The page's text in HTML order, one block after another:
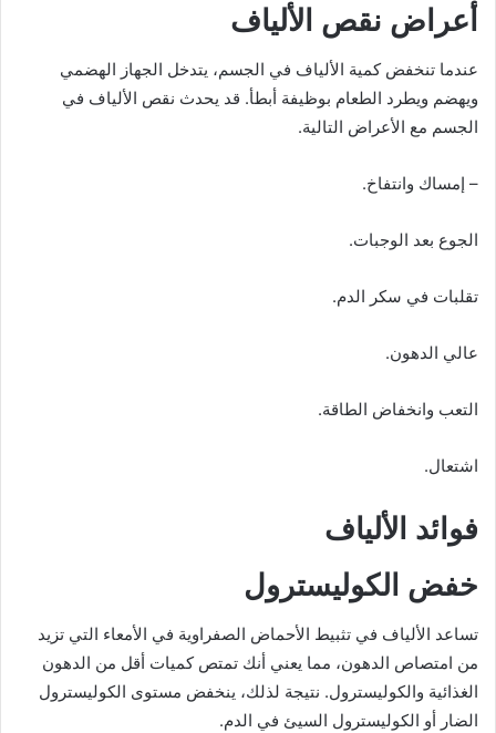
أعراض نقص الألياف
عندما تنخفض كمية الألياف في الجسم، يتدخل الجهاز الهضمي
ويهضم ويطرد الطعام بوظيفة أبطأ. قد يحدث نقص الألياف في
الجسم مع الأعراض التالية.
– إمساك وانتفاخ.
الجوع بعد الوجبات.
تقلبات في سكر الدم.
عالي الدهون.
التعب وانخفاض الطاقة.
اشتعال.
فوائد الألياف
خفض الكوليسترول
تساعد الألياف في تثبيط الأحماض الصفراوية في الأمعاء التي تزيد
من امتصاص الدهون، مما يعني أنك تمتص كميات أقل من الدهون
الغذائية والكوليسترول. نتيجة لذلك، ينخفض ​​مستوى الكوليسترول
الضار أو الكوليسترول السيئ في الدم.